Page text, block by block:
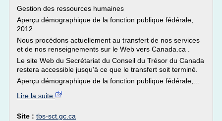
Gestion des ressources humaines
Aperçu démographique de la fonction publique fédérale,
2012
Nous procédons actuellement au transfert de nos services
et de nos renseignements sur le Web vers Canada.ca .
Le site Web du Secrétariat du Conseil du Trésor du Canada
restera accessible jusqu'à ce que le transfert soit terminé.
Aperçu démographique de la fonction publique fédérale,...
Lire la suite
Site : tbs-sct.gc.ca